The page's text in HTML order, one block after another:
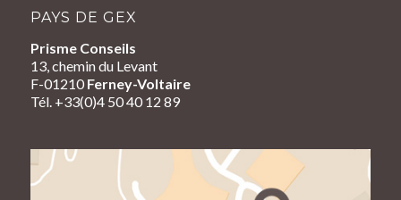
PAYS DE GEX
Prisme Conseils
13, chemin du Levant
F-01210 Ferney-Voltaire
Tél. +33(0)4 50 40 12 89